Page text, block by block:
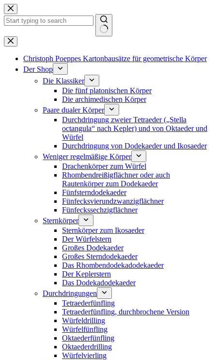
Zum
Inhalt
springen
Keine
Ergebnisse
Christoph Poeppes Kartonbausätze für geometrische Körper
Der Shop
Die Klassiker
Die fünf platonischen Körper
Die archimedischen Körper
Paare dualer Körper
Durchdringung zweier Tetraeder („Stella
octangula“ nach Kepler) und von Oktaeder und
Würfel
Durchdringung von Dodekaeder und Ikosaeder
Weniger regelmäßige Körper
Drachenkörper zum Würfel
Rhombendreißigflächner oder auch
Rautenkörper zum Dodekaeder
Fünfsterndodekaeder
Fünfecksvierundzwanzigflächner
Fünfeckssechzigflächner
Sternkörper
Sternkörper zum Ikosaeder
Der Würfelstern
Großes Dodekaeder
Großes Sterndodekaeder
Das Rhombendodekadodekaeder
Der Keplerstern
Das Dodekadodekaeder
Durchdringungen
Tetraederfünfling
Tetraederfünfling, durchbrochene Version
Würfeldrilling
Würfelfünfling
Oktaederfünfling
Oktaederdrilling
Würfelvierling